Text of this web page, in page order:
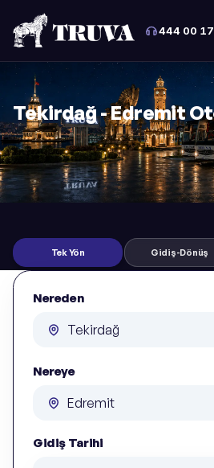
444 00 17
Tekirdağ - Edremit
Tek Yön Gidiş-Dönüş
Nereden
Nereye
Gidiş Tarihi